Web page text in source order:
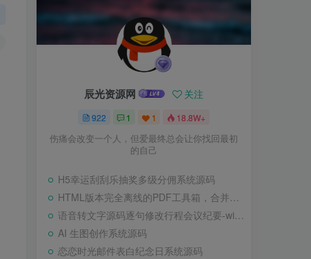
辰光资源网 关注
922 1 1 18.8W+
伤痛会改变一个人，但爱最终总会让你找回最初
的自己
H5幸运刮刮乐抽奖多级分佣系统源码
HTML版本完全离线的PDF工具箱，合并、拆分、旋转、删除、PDF转图片、图片转PDF
语音转文字源码逐句修改行程会议纪要-wisper版本
AI 生图创作系统源码
恋恋时光邮件表白纪念日系统源码